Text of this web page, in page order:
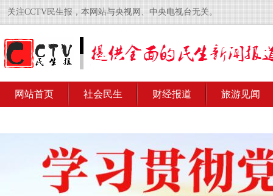
关注CCTV民生报，本网站与央视网、中央电视台无关。
网站首页 社会民生 财经报道 旅游见闻